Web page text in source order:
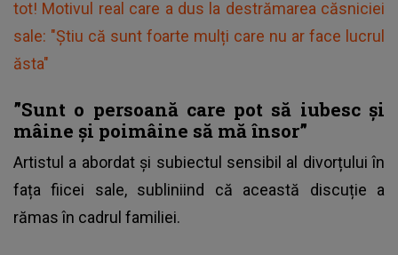
tot! Motivul real care a dus la destrămarea căsniciei
sale: "Știu că sunt foarte mulți care nu ar face lucrul
ăsta"
”Sunt o persoană care pot să iubesc și
mâine și poimâine să mă însor”
Artistul a abordat și subiectul sensibil al divorțului în
fața fiicei sale, subliniind că această discuție a
rămas în cadrul familiei.